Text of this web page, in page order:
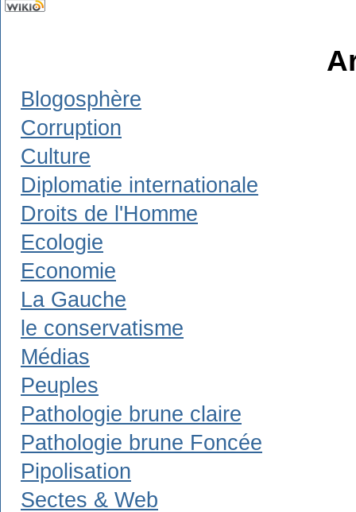
Blogosphère
Corruption
Culture
Diplomatie internationale
Droits de l'Homme
Ecologie
Economie
La Gauche
le conservatisme
Médias
Peuples
Pathologie brune claire
Pathologie brune Foncée
Pipolisation
Sectes & Web